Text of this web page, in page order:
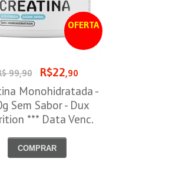
OFERTA
99,90 R$22,90
Monohidratada -
Sem Sabor - Dux
*** Data Venc.
COMPRAR